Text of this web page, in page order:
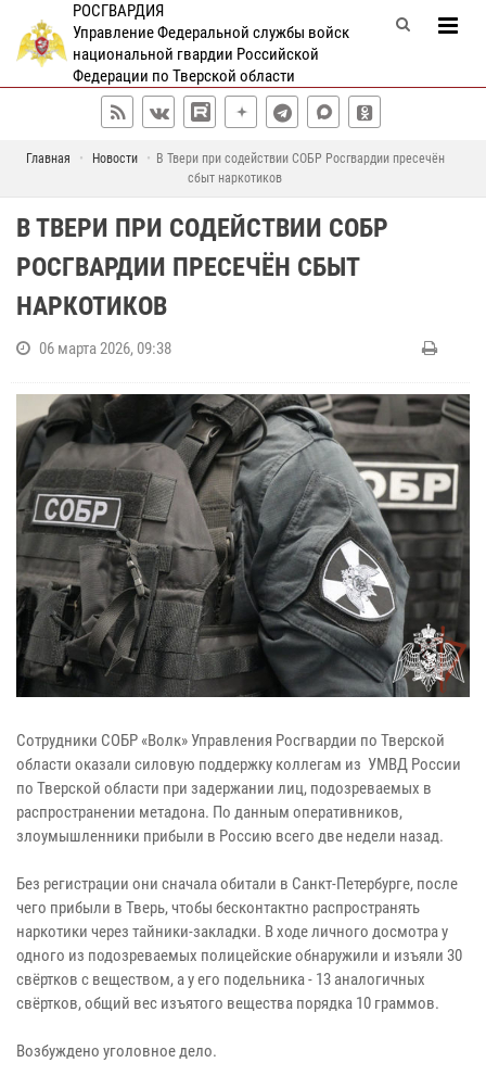
РОСГВАРДИЯ
Управление Федеральной службы войск
национальной гвардии Российской
Федерации по Тверской области
Главная Новости
В Твери при содействии СОБР Росгвардии пресечён
сбыт наркотиков
В ТВЕРИ ПРИ СОДЕЙСТВИИ СОБР
РОСГВАРДИИ ПРЕСЕЧЁН СБЫТ
НАРКОТИКОВ
06 марта 2026, 09:38
Сотрудники СОБР «Волк» Управления Росгвардии по Тверской
области оказали силовую поддержку коллегам из УМВД России
по Тверской области при задержании лиц, подозреваемых в
распространении метадона. По данным оперативников,
злоумышленники прибыли в Россию всего две недели назад.
Без регистрации они сначала обитали в Санкт-Петербурге, после
чего прибыли в Тверь, чтобы бесконтактно распространять
наркотики через тайники-закладки. В ходе личного досмотра у
одного из подозреваемых полицейские обнаружили и изъяли 30
свёртков с веществом, а у его подельника - 13 аналогичных
свёртков, общий вес изъятого вещества порядка 10 граммов.
Возбуждено уголовное дело.